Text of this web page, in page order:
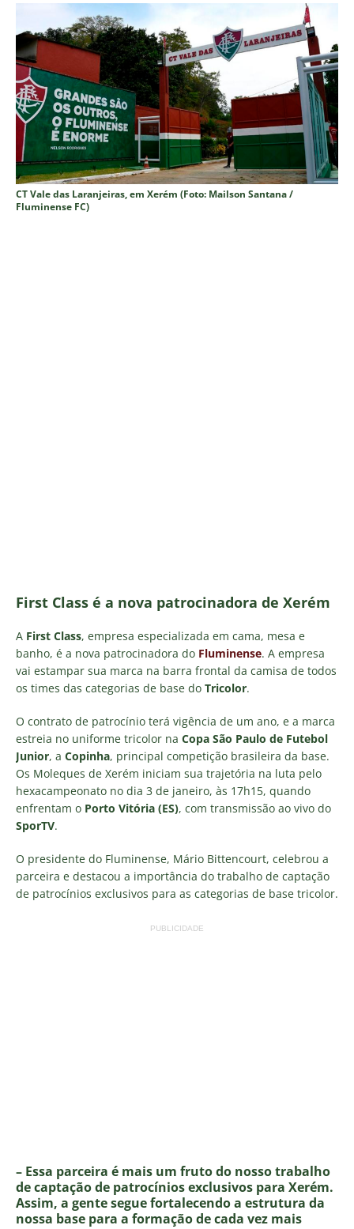
CT Vale das Laranjeiras, em Xerém (Foto: Mailson Santana /
Fluminense FC)
First Class é a nova patrocinadora de Xerém
A First Class, empresa especializada em cama, mesa e
banho, é a nova patrocinadora do Fluminense. A empresa
vai estampar sua marca na barra frontal da camisa de todos
os times das categorias de base do Tricolor.
O contrato de patrocínio terá vigência de um ano, e a marca
estreia no uniforme tricolor na Copa São Paulo de Futebol
Junior, a Copinha, principal competição brasileira da base.
Os Moleques de Xerém iniciam sua trajetória na luta pelo
hexacampeonato no dia 3 de janeiro, às 17h15, quando
enfrentam o Porto Vitória (ES), com transmissão ao vivo do
SporTV.
O presidente do Fluminense, Mário Bittencourt, celebrou a
parceira e destacou a importância do trabalho de captação
de patrocínios exclusivos para as categorias de base tricolor.
PUBLICIDADE
– Essa parceira é mais um fruto do nosso trabalho
de captação de patrocínios exclusivos para Xerém.
Assim, a gente segue fortalecendo a estrutura da
nossa base para a formação de cada vez mais